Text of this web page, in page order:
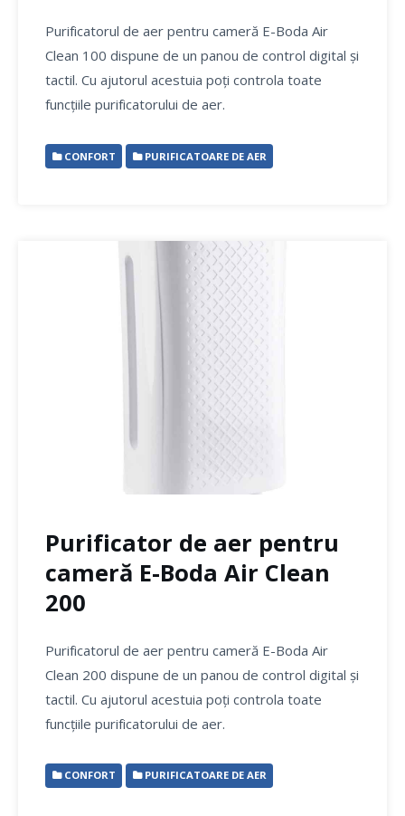
Purificatorul de aer pentru cameră E-Boda Air
Clean 100 dispune de un panou de control digital și
tactil. Cu ajutorul acestuia poți controla toate
funcțiile purificatorului de aer.
CONFORT PURIFICATOARE DE AER
Purificator de aer pentru
cameră E-Boda Air Clean
200
Purificatorul de aer pentru cameră E-Boda Air
Clean 200 dispune de un panou de control digital și
tactil. Cu ajutorul acestuia poți controla toate
funcțiile purificatorului de aer.
CONFORT PURIFICATOARE DE AER